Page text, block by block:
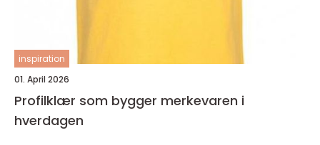
inspiration
01. April 2026
Profilklær som bygger merkevaren i
hverdagen